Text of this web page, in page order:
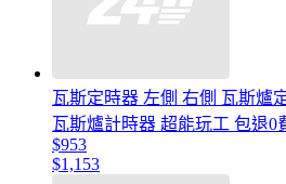
瓦斯定時器 左側 右側 瓦斯爐
瓦斯爐計時器 超能玩工 包退0
$953
$1,153